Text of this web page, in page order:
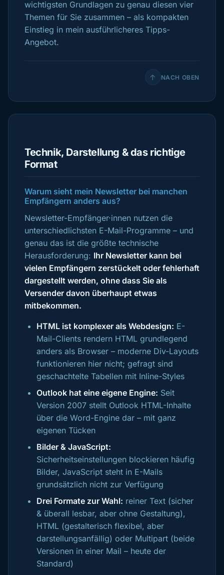
wichtigsten Grundlagen zu genau diesen vier
Themen für Sie zusammen – als kompakten
Einstieg in mein ausführlicheres Tipps-
Angebot.
↑ NACH OBEN
Technik, Darstellung & das richtige
Format
Warum sieht mein Newsletter bei manchen
Empfängern anders aus?
Newsletter-Empfänger·innen nutzen die
unterschiedlichsten E-Mail-Programme – und
genau das ist die größte technische
Herausforderung: Ihr Newsletter kann bei
vielen Empfängern zerstückelt oder fehlerhaft
dargestellt werden, ohne dass Sie als
Versender davon überhaupt etwas
mitbekommen.
HTML ist komplexer als Webdesign: E-
Mail-Clients rendern HTML grundlegend
anders als Browser – moderne Div-Layouts
funktionieren hier nicht; gefragt sind
geschachtelte Tabellen mit Inline-Styles
Outlook hat eine eigene Engine: Seit
Version 2007 stellt Outlook HTML-Inhalte
über die Word-Engine dar – mit ganz
eigenen Tücken
Bilder & JavaScript:
Sicherheitseinstellungen blockieren häufig
Bilder, JavaScript steht in E-Mails
grundsätzlich nicht zur Verfügung
Drei Formate zur Wahl: reiner Text (sicher
& überall lesbar, aber ohne Gestaltung),
HTML (gestalterisch flexibel, aber
darstellungsanfällig) oder Multipart (beide
Versionen in einer Mail – heute der
Standard)